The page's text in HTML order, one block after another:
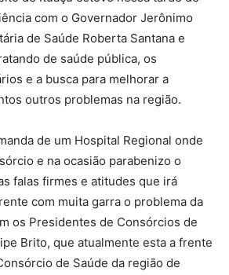
com o Governador Jerônimo
de Saúde Roberta Santana e
de saúde pública, os
e a busca para melhorar a
outros problemas na região.
de um Hospital Regional onde
e na ocasião parabenizo o
falas firmes e atitudes que irá
com muita garra o problema da
os Presidentes de Consórcios de
Brito, que atualmente esta a frente
de Saúde da região de